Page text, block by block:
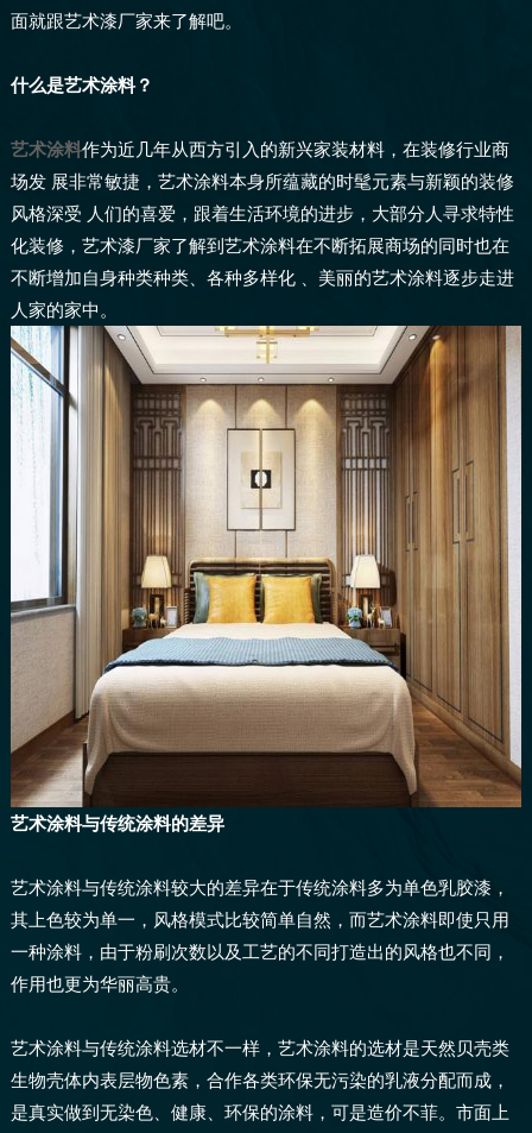
面就跟艺术漆厂家来了解吧。
什么是艺术涂料？
艺术涂料作为近几年从西方引入的新兴家装材料，在装修行业商
场发 展非常敏捷，艺术涂料本身所蕴藏的时髦元素与新颖的装修
风格深受 人们的喜爱，跟着生活环境的进步，大部分人寻求特性
化装修，艺术漆厂家了解到艺术涂料在不断拓展商场的同时也在
不断增加自身种类种类、各种多样化 、美丽的艺术涂料逐步走进
人家的家中。
艺术涂料与传统涂料的差异
艺术涂料与传统涂料较大的差异在于传统涂料多为单色乳胶漆，
其上色较为单一，风格模式比较简单自然，而艺术涂料即使只用
一种涂料，由于粉刷次数以及工艺的不同打造出的风格也不同，
作用也更为华丽高贵。
艺术涂料与传统涂料选材不一样，艺术涂料的选材是天然贝壳类
生物壳体内表层物色素，合作各类环保无污染的乳液分配而成，
是真实做到无染色、健康、环保的涂料，可是造价不菲。市面上